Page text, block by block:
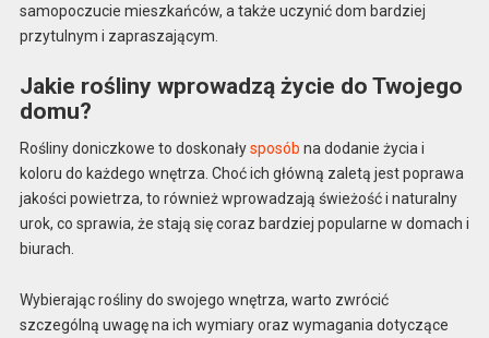
samopoczucie mieszkańców, a także uczynić dom bardziej
przytulnym i zapraszającym.
Jakie rośliny wprowadzą życie do Twojego
domu?
Rośliny doniczkowe to doskonałysposób na dodanie życia i
koloru do każdego wnętrza. Choć ich główną zaletą jest poprawa
jakości powietrza, to również wprowadzają świeżość i naturalny
urok, co sprawia, że stają się coraz bardziej popularne w domach i
biurach.
Wybierając rośliny do swojego wnętrza, warto zwrócić
szczególną uwagę na ich wymiary oraz wymagania dotyczące